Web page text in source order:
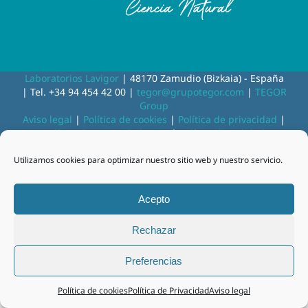
Utilizamos cookies para optimizar nuestro sitio web y nuestro servicio.
Acepto
Rechazar
Preferencias
Política de cookiesPolítica de PrivacidadAviso legal
Laboratorios Lavigor | 48170 Zamudio (Bizkaia) - España
| Tel. +34 94 454 42 00 | tegor@grupotegor.com | TEGOR
Group
Aviso legal | Política de cookies | Política de privacidad |
Política de privacidad RRSS|Política de Calidad